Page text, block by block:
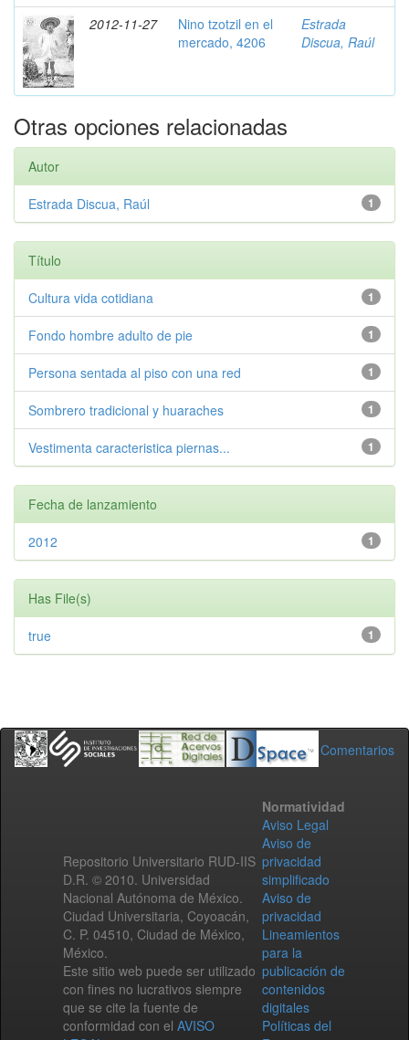
2012-11-27
Nino tzotzil en el
mercado, 4206
Estrada
Discua, Raúl
Otras opciones relacionadas
Autor
1
Estrada Discua, Raúl
Título
1
Cultura vida cotidiana
1
Fondo hombre adulto de pie
1
Persona sentada al piso con una red
1
Sombrero tradicional y huaraches
1
Vestimenta caracteristica piernas...
Fecha de lanzamiento
1
2012
Has File(s)
1
true
Comentarios
Repositorio Universitario RUD-IIS
D.R. © 2010. Universidad
Nacional Autónoma de México.
Ciudad Universitaria, Coyoacán,
C. P. 04510, Ciudad de México,
México.
Este sitio web puede ser utilizado
con fines no lucrativos siempre
que se cite la fuente de
conformidad con el AVISO
Normatividad
Aviso Legal
Aviso de
privacidad
simplificado
Aviso de
privacidad
Lineamientos
para la
publicación de
contenidos
digitales
Políticas del